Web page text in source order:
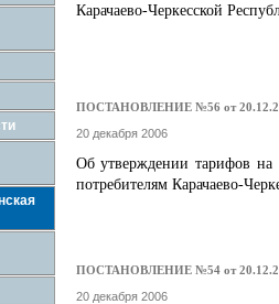
Карачаево-Черкесской
ПОСТАНОВЛЕНИЕ №56 от
20 декабря 2006
Об утверждении тарифов на
потребителям Карачаево-
ПОСТАНОВЛЕНИЕ №54 от
20 декабря 2006